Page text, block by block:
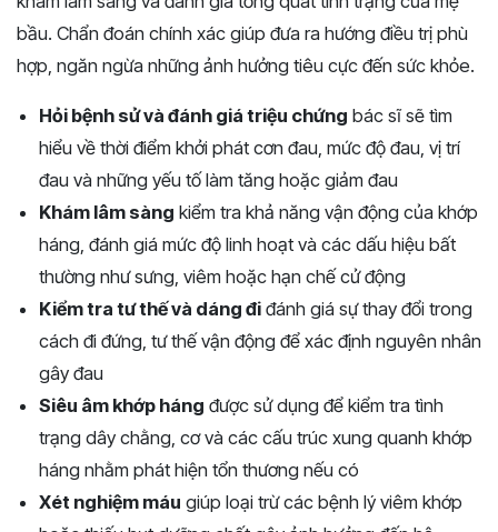
bầu. Chẩn đoán chính xác giúp đưa ra hướng điều trị phù
hợp, ngăn ngừa những ảnh hưởng tiêu cực đến sức khỏe.
Hỏi bệnh sử và đánh giá triệu chứng bác sĩ sẽ tìm
hiểu về thời điểm khởi phát cơn đau, mức độ đau, vị trí
đau và những yếu tố làm tăng hoặc giảm đau
Khám lâm sàng kiểm tra khả năng vận động của khớp
háng, đánh giá mức độ linh hoạt và các dấu hiệu bất
thường như sưng, viêm hoặc hạn chế cử động
Kiểm tra tư thế và dáng đi đánh giá sự thay đổi trong
cách đi đứng, tư thế vận động để xác định nguyên nhân
gây đau
Siêu âm khớp háng được sử dụng để kiểm tra tình
trạng dây chằng, cơ và các cấu trúc xung quanh khớp
háng nhằm phát hiện tổn thương nếu có
Xét nghiệm máu giúp loại trừ các bệnh lý viêm khớp